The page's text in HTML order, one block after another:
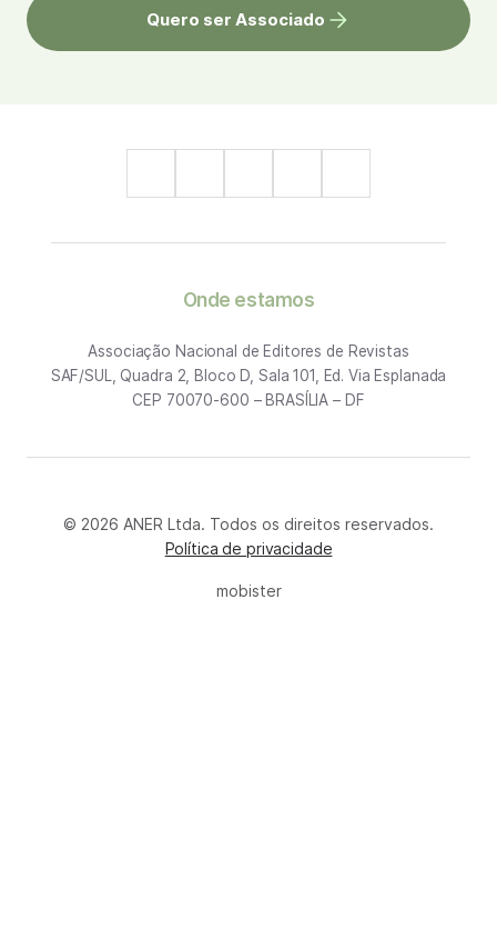
Quero ser Associado
Onde estamos
Associação Nacional de Editores de Revistas
SAF/SUL, Quadra 2, Bloco D, Sala 101, Ed. Via Esplanada
CEP 70070-600 – BRASÍLIA – DF
© 2026 ANER Ltda. Todos os direitos reservados.
Política de privacidade
mobister